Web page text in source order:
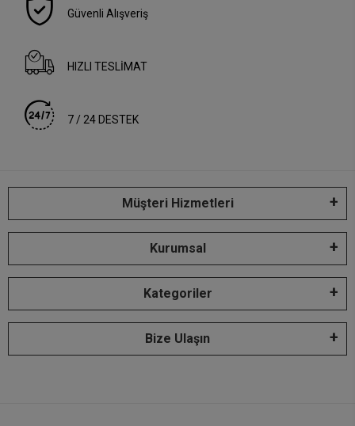
Güvenli Alışveriş
HIZLI TESLİMAT
7 / 24 DESTEK
Müşteri Hizmetleri
Kurumsal
Kategoriler
Bize Ulaşın